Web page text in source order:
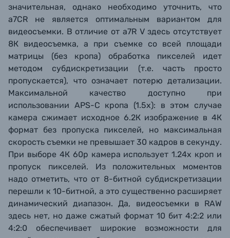
значительная, однако необходимо уточнить, что
a7CR не является оптимальным вариантом для
видеосъемки. В отличие от a7R V здесь отсутствует
8К видеосъемка, а при съемке со всей площади
матрицы (без кропа) обработка пикселей идет
методом субдискретизации (т.е. часть просто
пропускается), что означает потерю детализации.
Максимальной качество доступно при
использовании APS-C кропа (1.5х): в этом случае
камера сжимает исходное 6.2К изображение в 4К
формат без пропуска пикселей, но максимальная
скорость съемки не превышает 30 кадров в секунду.
При выборе 4К 60р камера использует 1.24х кроп и
пропуск пикселей. Из положительных моментов
надо отметить, что от 8-битной субдискретизации
перешли к 10-битной, а это существенно расширяет
динамический диапазон. Да, видеосъемки в RAW
здесь нет, но даже сжатый формат 10 бит 4:2:2 или
4:2:0 обеспечивает широкие возможности для